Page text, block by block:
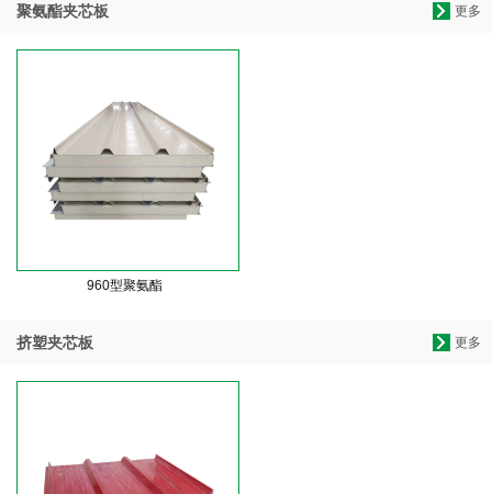
更多
聚氨酯夹芯板
960型聚氨酯
更多
挤塑夹芯板